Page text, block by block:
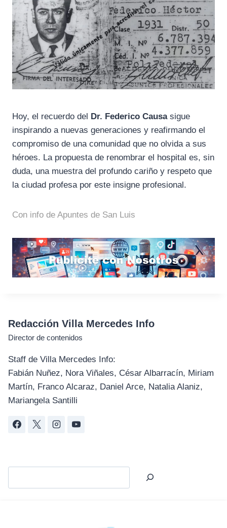
Hoy, el recuerdo del Dr. Federico Causasigue
inspirando a nuevas generaciones y reafirmando el
compromiso de una comunidad que no olvida a sus
héroes. La propuesta de renombrar el hospital es, sin
duda, una muestra del profundo cariño y respeto que
la ciudad profesa por este insigne profesional.
Con info de Apuntes de San Luis
Redacción Villa Mercedes Info
Director de contenidos
Staff de Villa Mercedes Info:
Fabián Nuñez, Nora Viñales, César Albarracín, Miriam
Martín, Franco Alcaraz, Daniel Arce, Natalia Alaniz,
Mariangela Santilli